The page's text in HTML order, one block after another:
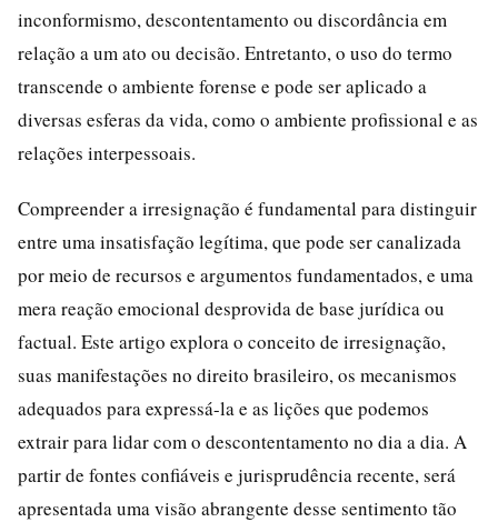
inconformismo, descontentamento ou discordância em
relação a um ato ou decisão. Entretanto, o uso do termo
transcende o ambiente forense e pode ser aplicado a
diversas esferas da vida, como o ambiente profissional e as
relações interpessoais.
Compreender a irresignação é fundamental para distinguir
entre uma insatisfação legítima, que pode ser canalizada
por meio de recursos e argumentos fundamentados, e uma
mera reação emocional desprovida de base jurídica ou
factual. Este artigo explora o conceito de irresignação,
suas manifestações no direito brasileiro, os mecanismos
adequados para expressá-la e as lições que podemos
extrair para lidar com o descontentamento no dia a dia. A
partir de fontes confiáveis e jurisprudência recente, será
apresentada uma visão abrangente desse sentimento tão